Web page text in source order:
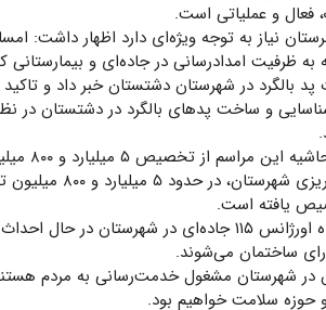
فعال و عملیاتی است.
نیاز به توجه ویژه‌ای دارد اظهار داشت:
ظرفیت امدادرسانی در جاده‌ای و
از شناسایی ۱۲ نقطه احداث پد بالگرد در شهرستان دشتستان خبر
و ساخت پدهای بالگرد در دشتستان در
رئیس شبکه بهداشت
اورژانس ۱۱۵ دشتستان خبر داد و گفت:
یافته است.
دکتر ماریا خویشدوست بیان کرد: در حال حاضر ۳ پایگاه اورژانس ۱۱۵ جاده‌ای
کرد: ۲۹دستگاه آمبولانس در شهرستان مشغول خدمت‌رسانی به